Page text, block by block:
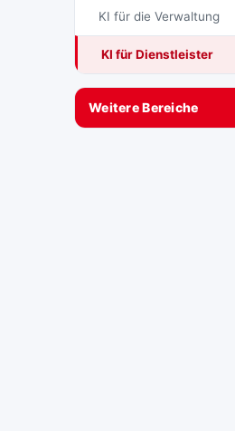
KI für die Verwaltung
KI für Dienstleister
Weitere Bereiche